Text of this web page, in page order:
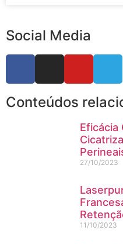
Social Media
Conteúdos
Eficácia
27/10/2023
11/10/2023